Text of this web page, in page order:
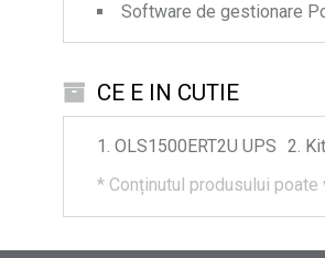
Software de gestionare
CE E IN CUTIE
OLS1500ERT2U UPS
* Conținutul produsului